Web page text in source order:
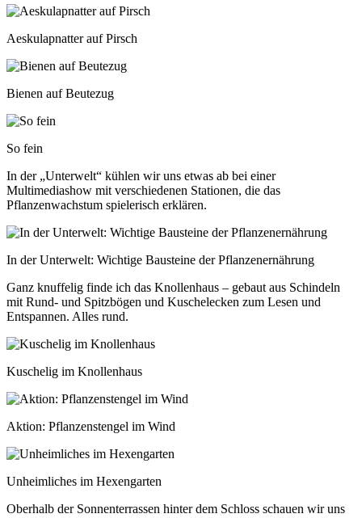
Aeskulapnatter auf Pirsch
Bienen auf Beutezug
So fein
In der „Unterwelt“ kühlen wir uns etwas ab bei einer
Multimediashow mit verschiedenen Stationen, die das
Pflanzenwachstum spielerisch erklären.
In der Unterwelt: Wichtige Bausteine der Pflanzenernährung
Ganz knuffelig finde ich das Knollenhaus – gebaut aus Schindeln
mit Rund- und Spitzbögen und Kuschelecken zum Lesen und
Entspannen. Alles rund.
Kuschelig im Knollenhaus
Aktion: Pflanzenstengel im Wind
Unheimliches im Hexengarten
Oberhalb der Sonnenterrassen hinter dem Schloss schauen wir uns